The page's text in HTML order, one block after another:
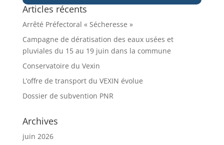
Articles récents
Arrêté Préfectoral « Sécheresse »
Campagne de dératisation des eaux usées et
pluviales du 15 au 19 juin dans la commune
Conservatoire du Vexin
L’offre de transport du VEXIN évolue
Dossier de subvention PNR
Archives
juin 2026